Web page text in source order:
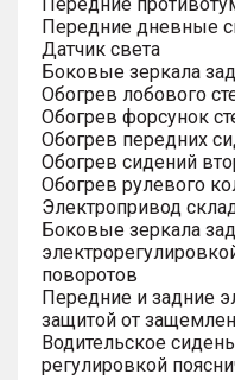
Передние дневные
Датчик света
Боковые зеркала
Обогрев лобового
Обогрев форсунок
Обогрев передних
Обогрев сидений
Обогрев рулевого
Электропривод
Боковые зеркала
поворотов
Передние и задние
защитой от
Водительское
регулировкой